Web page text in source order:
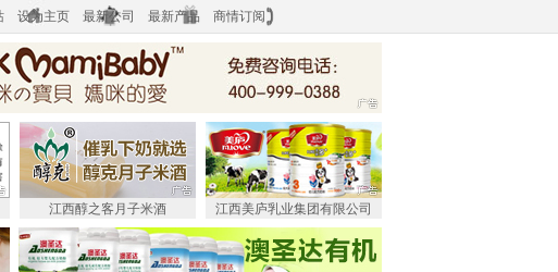
设为主页 最新公司 最新产品 商情订阅
江西醇之客月子米酒 江西美庐乳业集团有限公司